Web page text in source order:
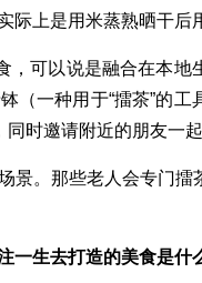
上是用米蒸熟晒干后
可以说是融合在本地
（一种用于“擂茶”的工
时邀请附近的朋友一起
。那些老人会专门擂
一生去打造的美食是什